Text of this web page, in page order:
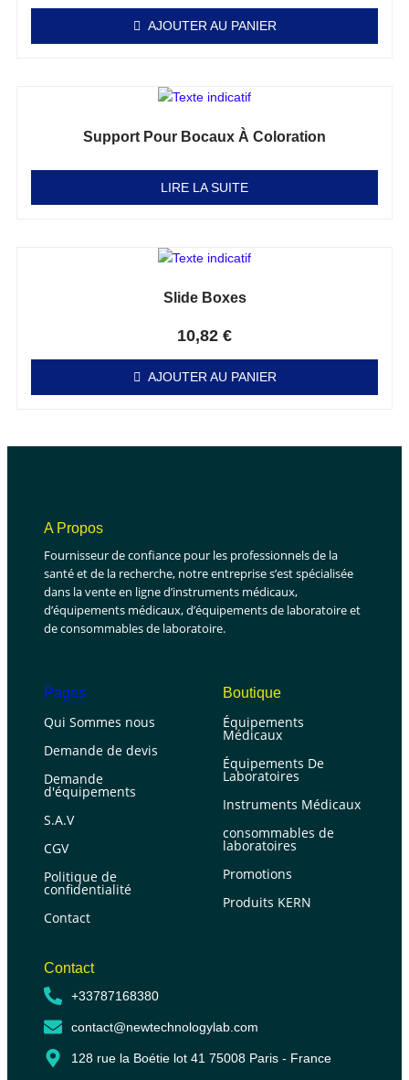
AJOUTER AU PANIER
Support Pour Bocaux À Coloration
LIRE LA SUITE
Slide Boxes
10,82 €
AJOUTER AU PANIER
A Propos
Fournisseur de confiance pour les professionnels de la
santé et de la recherche, notre entreprise s’est spécialisée
dans la vente en ligne d’instruments médicaux,
d’équipements médicaux, d’équipements de laboratoire et
de consommables de laboratoire.
Pages
Qui Sommes nous
Demande de devis
Demande
d'équipements
S.A.V
CGV
Politique de
confidentialité
Contact
Boutique
Équipements
Médicaux
Équipements De
Laboratoires
Instruments Médicaux
consommables de
laboratoires
Promotions
Produits KERN
Contact
+33787168380
contact@newtechnologylab.com
128 rue la Boétie lot 41 75008 Paris - France